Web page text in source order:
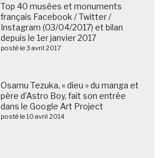
Top 40 musées et monuments
français Facebook / Twitter /
Instagram (03/04/2017) et bilan
depuis le 1er janvier 2017
posté le 3 avril 2017
Osamu Tezuka, « dieu » du manga et
père d’Astro Boy, fait son entrée
dans le Google Art Project
posté le 10 avril 2014